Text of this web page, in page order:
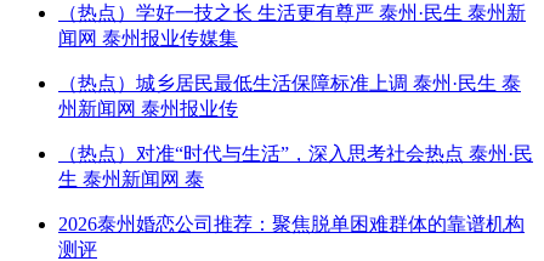
（热点）学好一技之长 生活更有尊严 泰州·民生 泰州新
闻网 泰州报业传媒集
（热点）城乡居民最低生活保障标准上调 泰州·民生 泰
州新闻网 泰州报业传
（热点）对准“时代与生活”，深入思考社会热点 泰州·民
生 泰州新闻网 泰
2026泰州婚恋公司推荐：聚焦脱单困难群体的靠谱机构
测评